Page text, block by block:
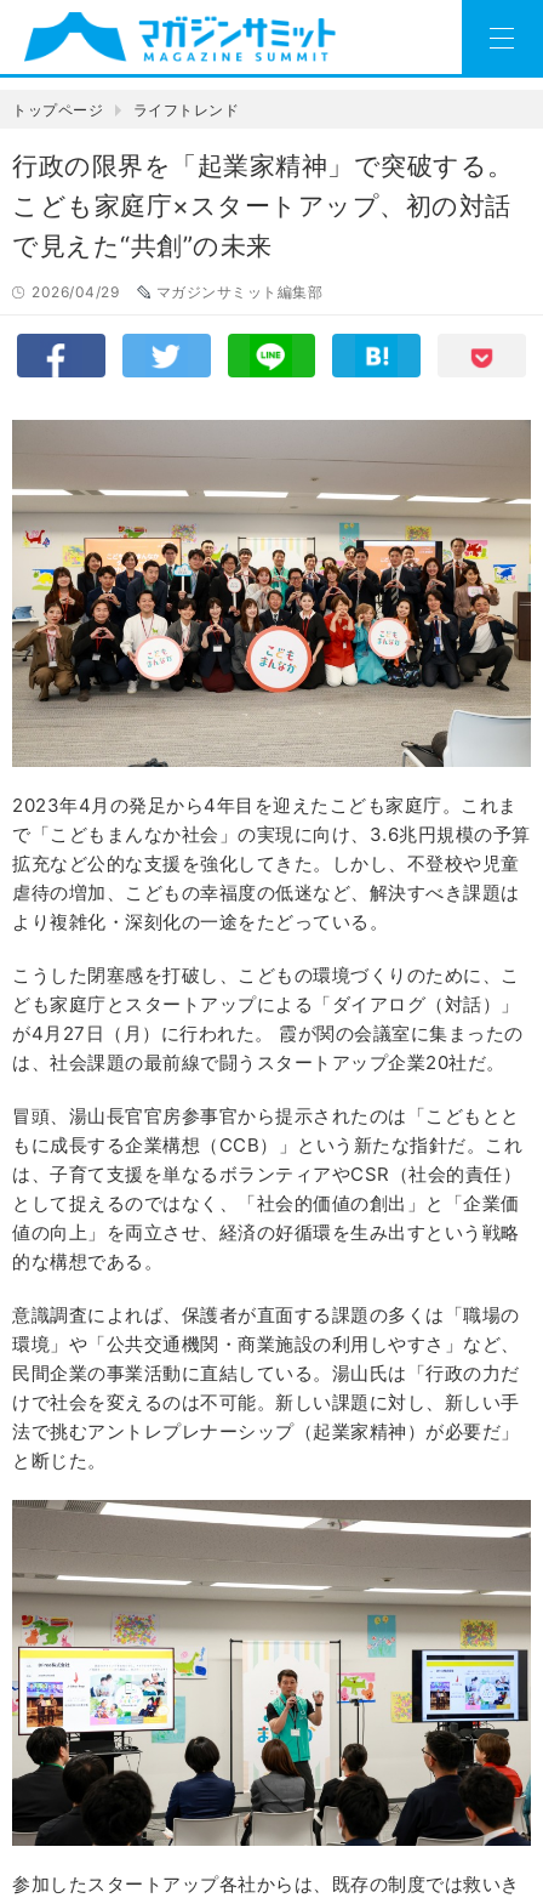
トップページ ライフトレンド
行政の限界を「起業家精神」で突破する。
こども家庭庁×スタートアップ、初の対話
で見えた“共創”の未来
2026/04/29 マガジンサミット編集部
2023年4月の発足から4年目を迎えたこども家庭庁。これま
で「こどもまんなか社会」の実現に向け、3.6兆円規模の予算
拡充など公的な支援を強化してきた。しかし、不登校や児童
虐待の増加、こどもの幸福度の低迷など、解決すべき課題は
より複雑化・深刻化の一途をたどっている。
こうした閉塞感を打破し、こどもの環境づくりのために、こ
ども家庭庁とスタートアップによる「ダイアログ（対話）」
が4月27日（月）に行われた。 霞が関の会議室に集まったの
は、社会課題の最前線で闘うスタートアップ企業20社だ。
冒頭、湯山長官官房参事官から提示されたのは「こどもとと
もに成長する企業構想（CCB）」という新たな指針だ。これ
は、子育て支援を単なるボランティアやCSR（社会的責任）
として捉えるのではなく、「社会的価値の創出」と「企業価
値の向上」を両立させ、経済の好循環を生み出すという戦略
的な構想である。
意識調査によれば、保護者が直面する課題の多くは「職場の
環境」や「公共交通機関・商業施設の利用しやすさ」など、
民間企業の事業活動に直結している。湯山氏は「行政の力だ
けで社会を変えるのは不可能。新しい課題に対し、新しい手
法で挑むアントレプレナーシップ（起業家精神）が必要だ」
と断じた。
参加したスタートアップ各社からは、既存の制度では救いき